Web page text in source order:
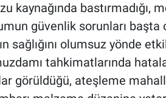
kaynağında bastırmadığı,
güvenlik sorunları
sağlığını olumsuz yönde
tahkimatlarında
görüldüğü, ateşleme